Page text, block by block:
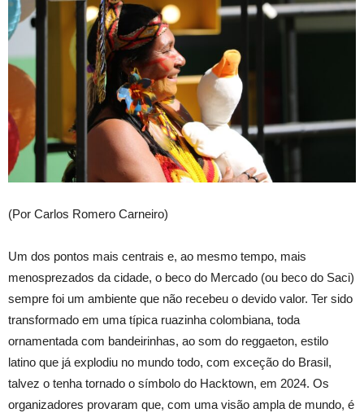
(Por Carlos Romero Carneiro)
Um dos pontos mais centrais e, ao mesmo tempo, mais
menosprezados da cidade, o beco do Mercado (ou beco do Saci)
sempre foi um ambiente que não recebeu o devido valor. Ter sido
transformado em uma típica ruazinha colombiana, toda
ornamentada com bandeirinhas, ao som do reggaeton, estilo
latino que já explodiu no mundo todo, com exceção do Brasil,
talvez o tenha tornado o símbolo do Hacktown, em 2024. Os
organizadores provaram que, com uma visão ampla de mundo, é